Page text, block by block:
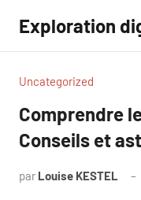
contenu
Exploration
Uncategorized
Comprendre
Conseils et
par Louise KESTEL